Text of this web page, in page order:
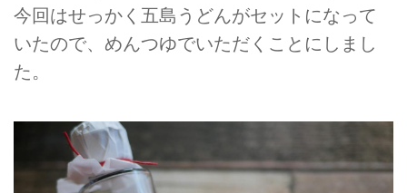
今回はせっかく五島うどんがセットになって
いたので、めんつゆでいただくことにしまし
た。